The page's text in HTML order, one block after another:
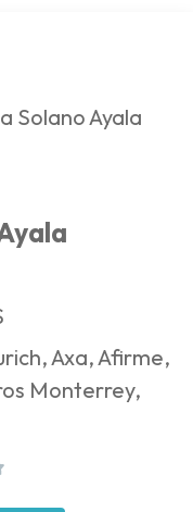
Axa, Afirme,
Monterrey,